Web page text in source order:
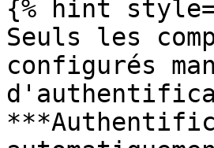
{% hint
Seuls les
configurés